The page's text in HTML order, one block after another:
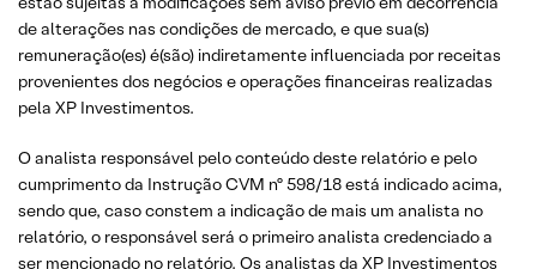
de alterações nas condições de mercado, e que sua(s)
remuneração(es) é(são) indiretamente influenciada por receitas
provenientes dos negócios e operações financeiras realizadas
pela XP Investimentos.
O analista responsável pelo conteúdo deste relatório e pelo
cumprimento da Instrução CVM nº 598/18 está indicado acima,
sendo que, caso constem a indicação de mais um analista no
relatório, o responsável será o primeiro analista credenciado a
ser mencionado no relatório. Os analistas da XP Investimentos